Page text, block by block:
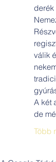
válik
A két
de
Több